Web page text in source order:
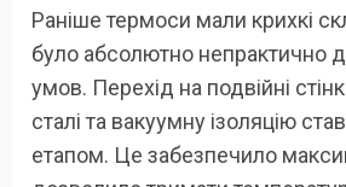
Раніше термоси мали крихкі
було абсолютно непрактично
умов. Перехід на подвійні
сталі та вакуумну ізоляцію
етапом. Це забезпечило